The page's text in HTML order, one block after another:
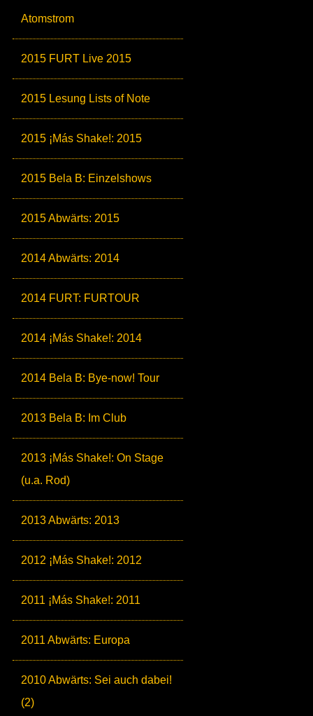
Atomstrom
2015 FURT Live 2015
2015 Lesung Lists of Note
2015 ¡Más Shake!: 2015
2015 Bela B: Einzelshows
2015 Abwärts: 2015
2014 Abwärts: 2014
2014 FURT: FURTOUR
2014 ¡Más Shake!: 2014
2014 Bela B: Bye-now! Tour
2013 Bela B: Im Club
2013 ¡Más Shake!: On Stage
(u.a. Rod)
2013 Abwärts: 2013
2012 ¡Más Shake!: 2012
2011 ¡Más Shake!: 2011
2011 Abwärts: Europa
2010 Abwärts: Sei auch dabei!
(2)